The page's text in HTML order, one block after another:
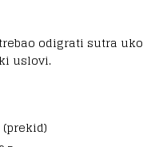
odigrati sutra
uslovi.